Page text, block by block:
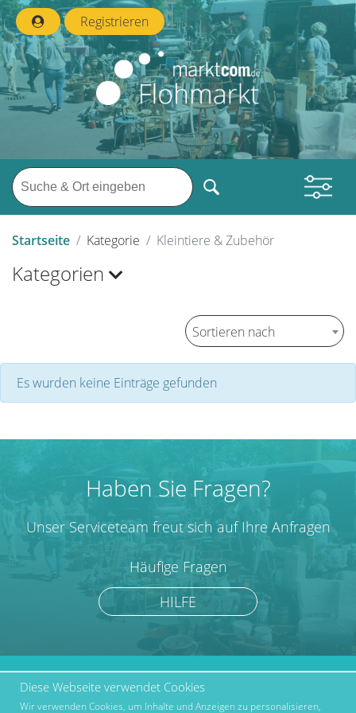
Registrieren
Startseite Kategorie Kleintiere & Zubehör
Kategorien
Sortieren nach
Es wurden keine Einträge gefunden
Haben Sie Fragen?
Unser Serviceteam freut sich auf Ihre Anfragen
Häufige Fragen
HILFE
marktcom.de Deutschland
GmbH © 2019
Werben bei Marktcom
Diese Webseite verwendet Cookies
Wir verwenden Cookies, um Inhalte und Anzeigen zu personalisieren,